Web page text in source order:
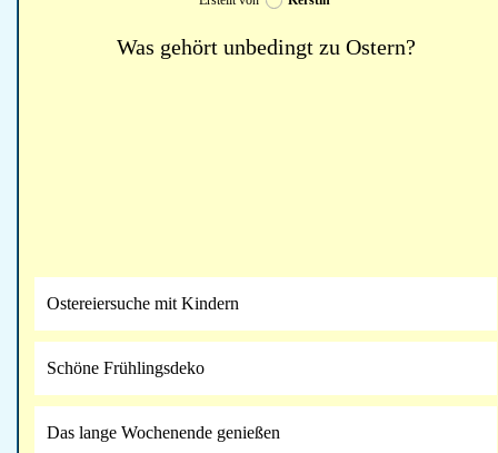
Was gehört unbedingt zu Ostern?
Ostereiersuche mit Kindern
Schöne Frühlingsdeko
Das lange Wochenende genießen